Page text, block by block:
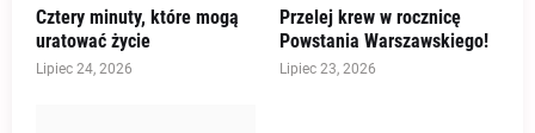
Cztery minuty, które mogą
uratować życie
Lipiec 24, 2026
Przelej krew w rocznicę
Powstania Warszawskiego!
Lipiec 23, 2026